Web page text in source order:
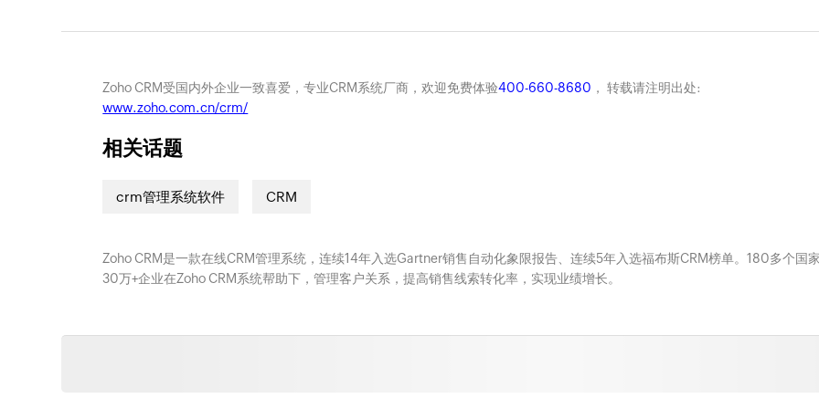
Zoho CRM受国内外企业一致喜爱，专业CRM系统厂商，欢迎免费体验400-660-8680 ， 转载请注明出处:
www.zoho.com.cn/crm/
相关话题
crm管理系统软件 CRM
Zoho CRM是一款在线CRM管理系统，连续14年入选Gartner销售自动化象限报告、连续5年入选福布斯CRM榜单。180多个国
30万+企业在Zoho CRM系统帮助下，管理客户关系，提高销售线索转化率，实现业绩增长。